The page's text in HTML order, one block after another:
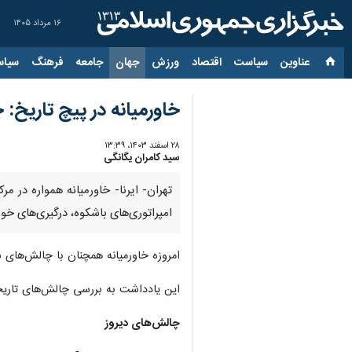
۱۶ مرداد ۱۴۰۵
عناوین‌ سیاست اقتصاد ورزش جهان جامعه فرهنگ
خاورمیانه در پیچ
۲۸ اسفند ۱۴۰۳، ۱۳:۳۹
سید کامران یگانگی